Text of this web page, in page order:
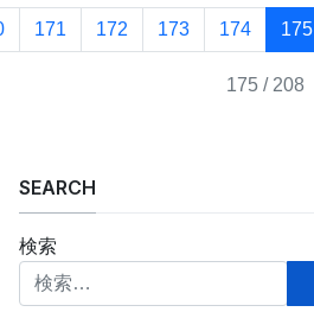
171 172 173 174 175
175 / 208
SEARCH
検索